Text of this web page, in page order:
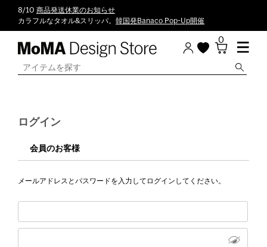
8/10 商品発送休業のお知らせ
カラフルなタオル&スリッパ。 韓国発Banaco Pop-Up開催
0
ログイン
会員のお客様
メールアドレスとパスワードを入力してログインしてください。